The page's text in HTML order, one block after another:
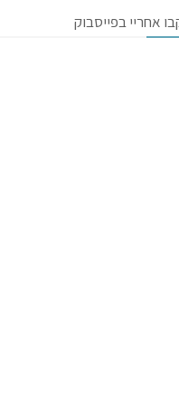
אחריי בפייסבוק